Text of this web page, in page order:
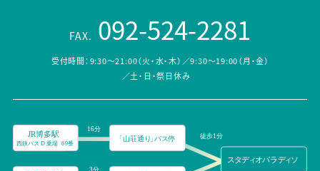
FAX. 092-524-2281
受付時間：9:30～21:00（火・水・木）／9:30～19:00（月・金）
／土・日・祭日休み